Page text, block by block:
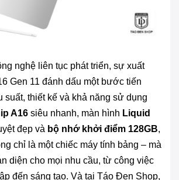
nghệ liên tục phát triển, sự xuất
Gen 11 đánh dấu một bước tiến
suất, thiết kế và khả năng sử dụng
A16 siêu nhanh, màn hình Liquid
đẹp và bộ nhớ khởi điểm 128GB,
chỉ là một chiếc máy tính bảng – mà
diện cho mọi nhu cầu, từ công việc
đến sáng tạo. Và tại Táo Đen Shop,